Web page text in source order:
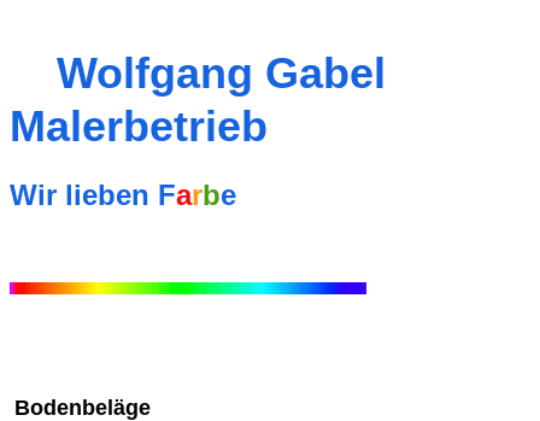
Wolfgang Gabel
Malerbetrieb
Wir lieben Farbe
Bodenbeläge